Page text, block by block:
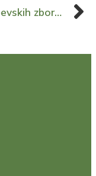
Revija pevskih zborov